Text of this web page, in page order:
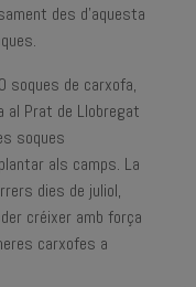
des d’aquesta
soques de carxofa,
al Prat de Llobregat
soques
als camps. La
dies de juliol,
créixer amb força
carxofes a